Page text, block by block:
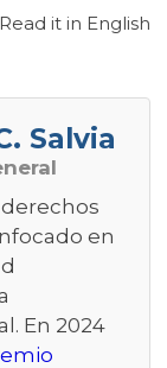
Read it in English
Salvia
en
En 2024